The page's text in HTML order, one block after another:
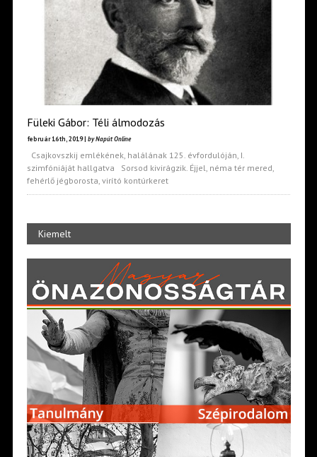
Füleki Gábor: Téli álmodozás
február 16th, 2019 | by Napút Online
Csajkovszkij emlékének, halálának 125. évfordulóján, I.
szimfóniáját hallgatva Sorsod kivirágzik. Éjjel, néma tér mered,
fehérlő jégborosta, virító kontúrkeret
Kiemelt